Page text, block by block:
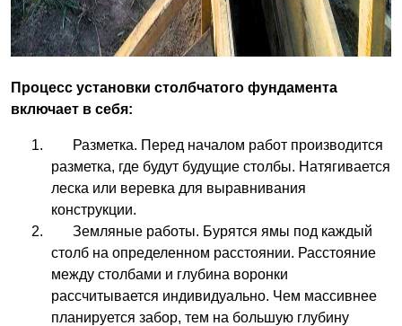
Процесс установки столбчатого фундамента
включает в себя:
Разметка. Перед началом работ производится
разметка, где будут будущие столбы. Натягивается
леска или веревка для выравнивания
конструкции.
Земляные работы. Бурятся ямы под каждый
столб на определенном расстоянии. Расстояние
между столбами и глубина воронки
рассчитывается индивидуально. Чем массивнее
планируется забор, тем на большую глубину